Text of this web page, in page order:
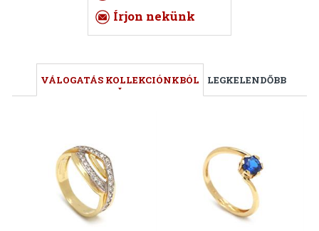
Írjon nekünk
VÁLOGATÁS KOLLEKCIÓNKBÓL LEGKELENDŐBB